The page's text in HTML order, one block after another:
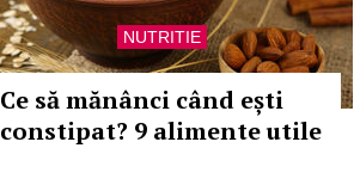
NUTRITIE
Ce să mănânci când ești
constipat? 9 alimente utile